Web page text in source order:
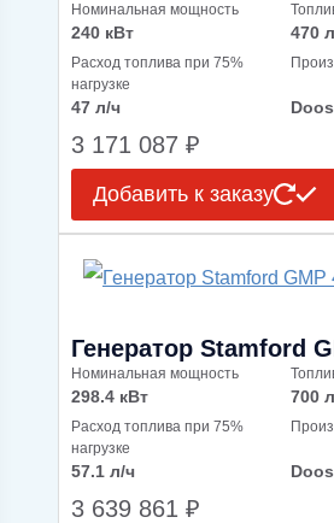
Номинальная мощность
240 кВт 470 л
Расход топлива при 75%
нагрузке
47 л/ч
3 171 087 ₽
Добавить к заказу
Генератор Stamford
Номинальная мощность
298.4 кВт 700 л
Расход топлива при 75%
нагрузке
57.1 л/ч
3 639 861 ₽